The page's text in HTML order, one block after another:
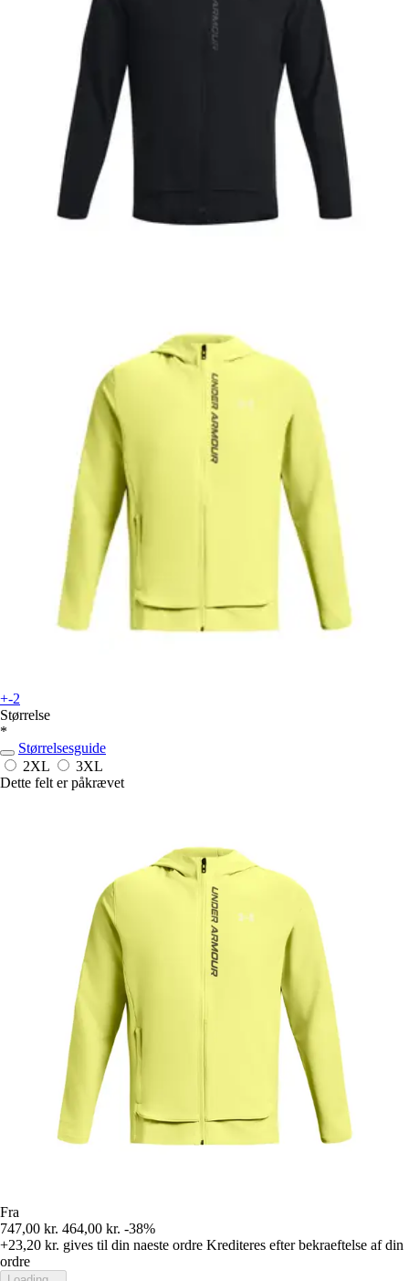
+-2
Størrelse
*
Størrelsesguide
2XL
3XL
Dette felt er påkrævet
Fra
747,00 kr. 464,00 kr. -38%
+23,20 kr. gives til din naeste ordre Krediteres efter bekraeftelse af din
ordre